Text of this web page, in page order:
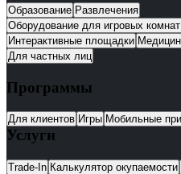
Образование Развлечения
Оборудование для игровых
Интерактивные площадки
Для частных лиц
Программы
Для клиентов Игры Мобильные
Услуги
Trade-In Калькулятор окупаемости